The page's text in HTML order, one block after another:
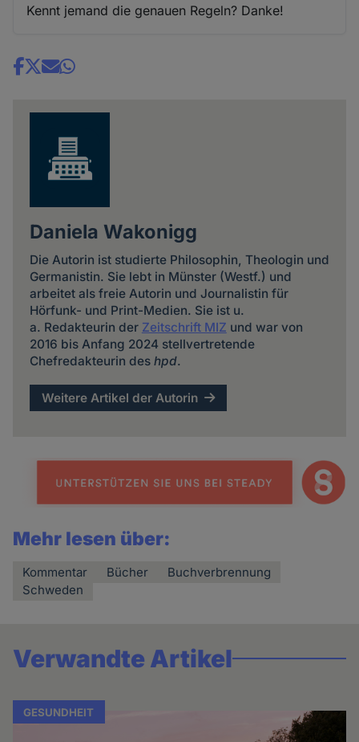
Kennt jemand die genauen Regeln? Danke!
Share
Daniela Wakonigg
Die Autorin ist studierte Philosophin, Theologin und
Germanistin. Sie lebt in Münster (Westf.) und
arbeitet als freie Autorin und Journalistin für
Hörfunk- und Print-Medien. Sie ist u.
a. Redakteurin der Zeitschrift MIZ und war von
2016 bis Anfang 2024 stellvertretende
Chefredakteurin des hpd.
Weitere Artikel der Autorin
Mehr lesen über:
Kommentar Bücher
Buchverbrennung
Schweden
Verwandte Artikel
GESUNDHEIT